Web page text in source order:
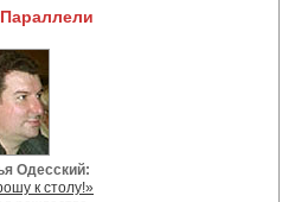
Параллели
Одесский:
к столу!»